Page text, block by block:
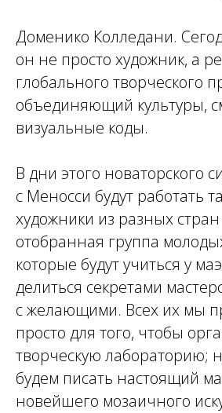
Доменико Колледани.
он не просто художник, а
глобального творческого
объединяющий культуры,
визуальные коды.
В дни этого новаторского
с Меносси будут работать
художники из разных
отобранная группа
которые будут учиться у
делиться секретами
с желающими. Всех их мы
просто для того, чтобы
творческую лабораторию;
будем писать настоящий
новейшего мозаичного